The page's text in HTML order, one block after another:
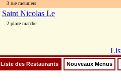
3 rue meuniers
Saint Nicolas Le
2 place marche
Liste des Restaurants Nouveaux Menus